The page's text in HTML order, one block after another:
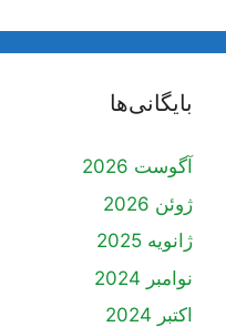
بایگانی‌ها
آگوست 2026
ژوئن 2026
ژانویه 2025
نوامبر 2024
اکتبر 2024